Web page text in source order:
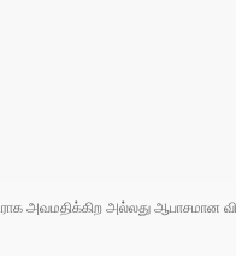
அவமதிக்கிற அல்லது ஆபாசமான